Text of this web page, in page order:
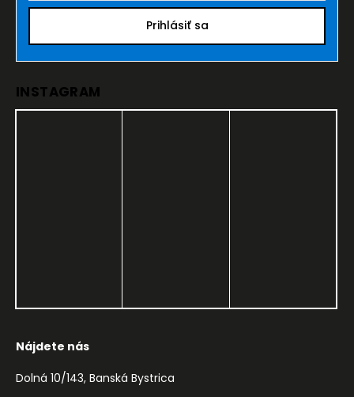
Prihlásiť sa
INSTAGRAM
Nájdete nás
Dolná 10/143, Banská Bystrica